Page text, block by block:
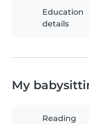
Education
details
My
Reading